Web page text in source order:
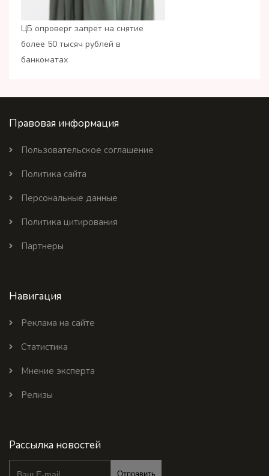
ЦБ опроверг запрет на снятие
более 50 тысяч рублей в
банкоматах
Правовая информация
Пользовательское соглашение
Политика сайта
Персональные данные
Политика цитирования
Партнеры
Навигация
Реклама на сайте
Статистика
Мнение эксперта
Релизы
Рассылка новостей
Отправить